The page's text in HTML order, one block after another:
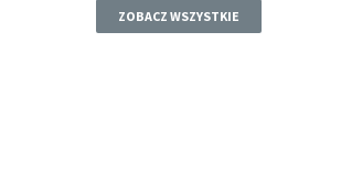
ZOBACZ WSZYSTKIE